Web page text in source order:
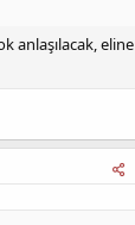
anlaşılacak, eline